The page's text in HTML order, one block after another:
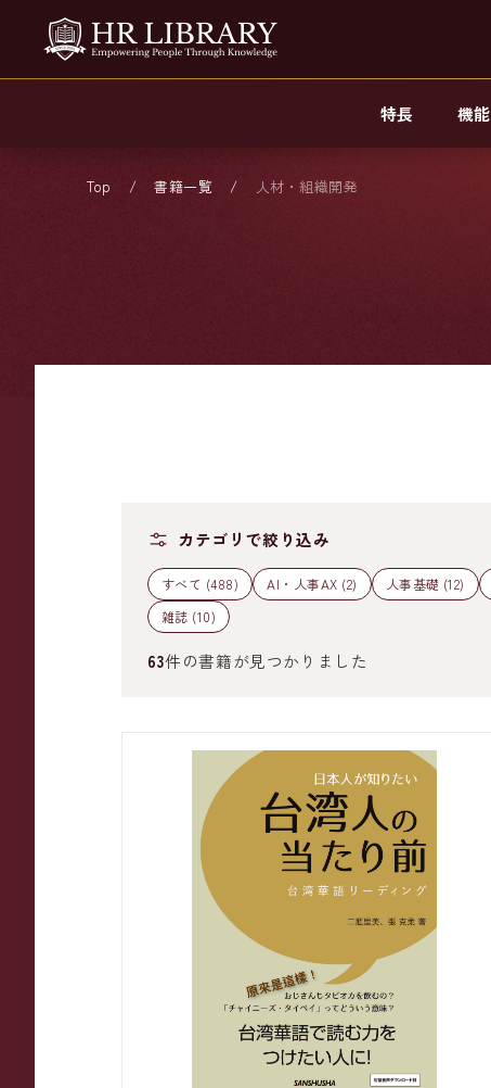
特長 機能
Top 書籍一覧 人材・組織開発
カテゴリで絞り込み
すべて (488) AI・人事AX (2) 人事基礎 (12)
雑誌 (10)
63件の書籍が見つかりました